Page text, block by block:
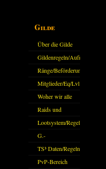
Gilde
Über die Gilde
(DAW)
Gildenregeln/Aufnahme
Ränge/Beförderungen
Mitglieder/Eq/Lvl
Woher wir alle
kommen.
Raids und
Zubehör
Lootsystem/Regeln
G.-
Sparkasse/Goldleihen
TS³ Daten/Regeln
PvP-Bereich